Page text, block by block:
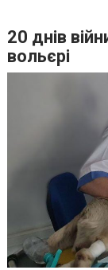
20 днів
вольєрі